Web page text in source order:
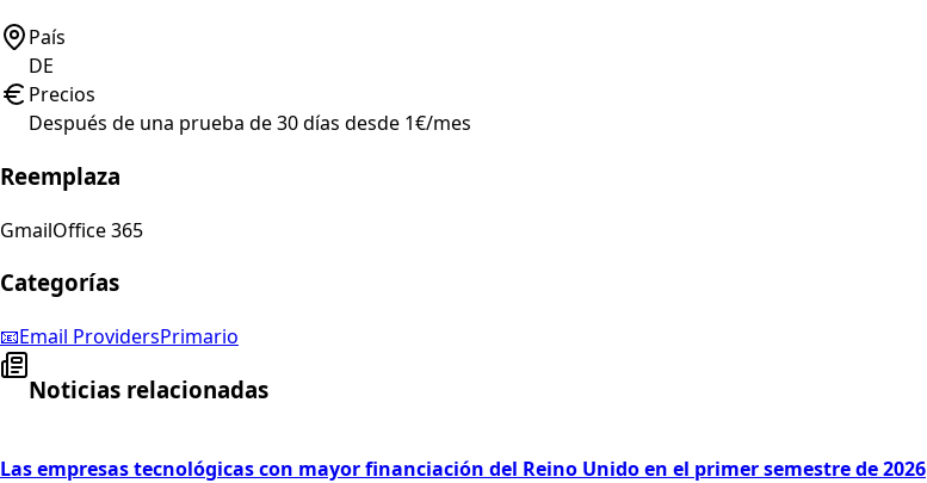
País
DE
Precios
Después de una prueba de 30 días desde 1€/mes
Reemplaza
GmailOffice 365
Categorías
📧Email ProvidersPrimario
Noticias relacionadas
Las empresas tecnológicas con mayor financiación del Reino Unido en el primer semestre de 2026